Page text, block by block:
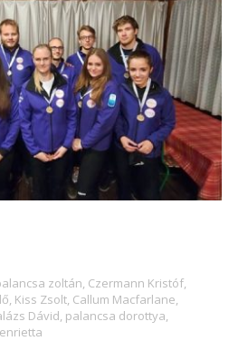
zoltán, Czermann Kristóf,
, Kiss Zsolt, Callum Macfarlane,
Dávid, palancsa dorottya,